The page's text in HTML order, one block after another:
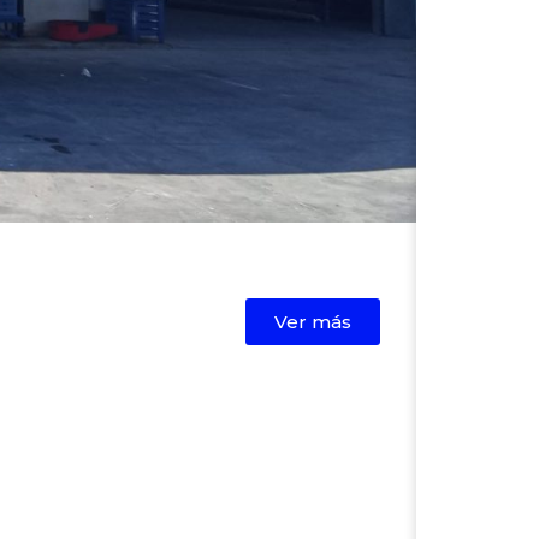
Ver más